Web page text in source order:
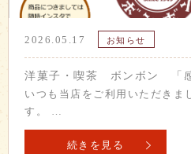
2026.05.17 お知らせ
洋菓子・喫茶 ボンボン 「
いつも当店をご利用いただきま
す。 …
続きを見る